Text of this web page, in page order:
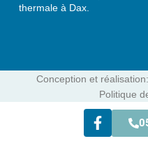
thermale à Dax.
Conception et
Politique